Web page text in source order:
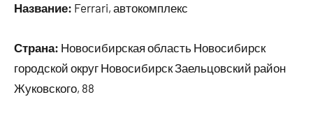
Название: Ferrari, автокомплекс
Страна: Новосибирская область Новосибирск
городской округ Новосибирск Заельцовский район
Жуковского, 88